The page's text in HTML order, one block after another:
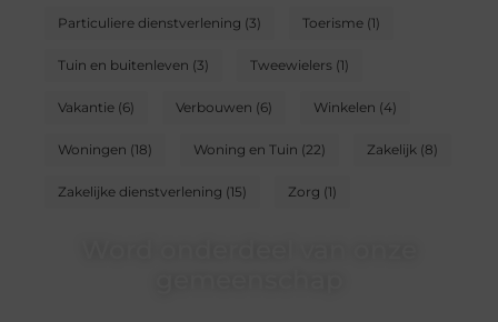
Particuliere dienstverlening (3) Toerisme(1)
Tuin en buitenleven (3) Tweewielers(1)
Vakantie(6) Verbouwen (6) Winkelen (4)
Woningen (18) Woning en Tuin (22) Zakelijk(8)
Zakelijke dienstverlening (15) Zorg (1)